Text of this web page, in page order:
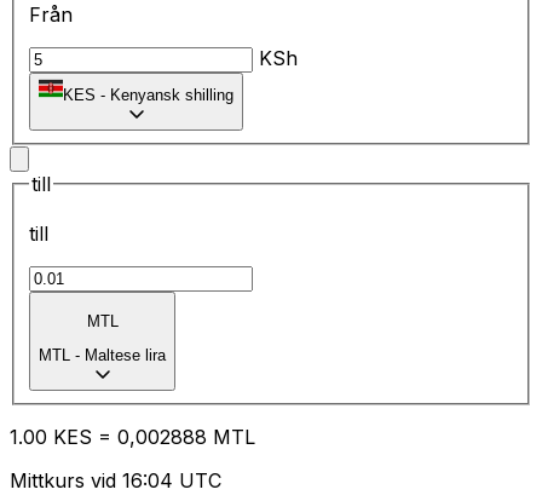
Från
KSh
KES - Kenyansk shilling
till
till
MTL
MTL - Maltese lira
1.00 KES = 0,002888 MTL
Mittkurs vid 16:04 UTC